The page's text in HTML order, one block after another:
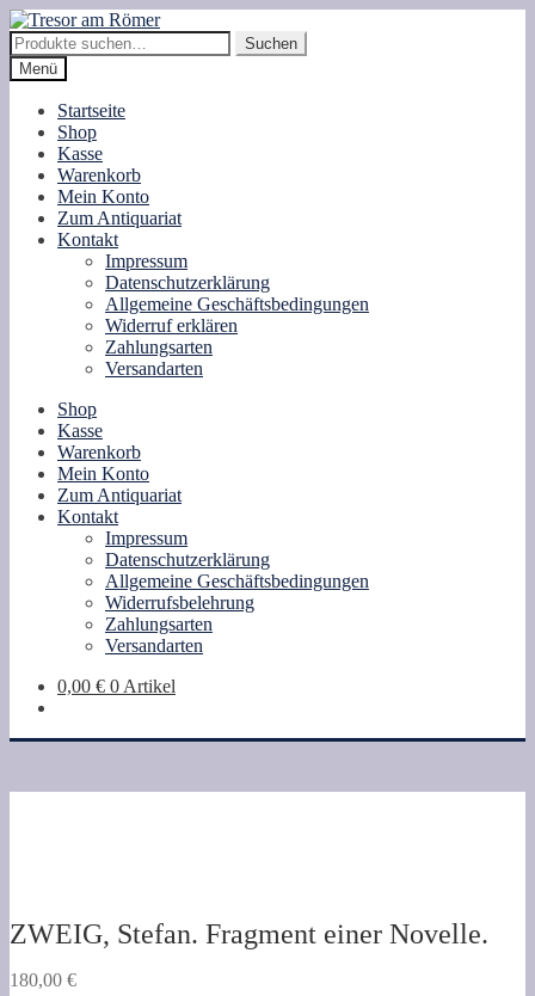
Zur
Navigation
springen
Zum
Inhalt
springen
Suche
nach:
Suchen
Menü
Startseite
Shop
Kasse
Warenkorb
Mein Konto
Zum Antiquariat
Kontakt
Impressum
Datenschutzerklärung
Allgemeine Geschäftsbedingungen
Widerruf erklären
Zahlungsarten
Versandarten
Shop
Kasse
Warenkorb
Mein Konto
Zum Antiquariat
Kontakt
Impressum
Datenschutzerklärung
Allgemeine Geschäftsbedingungen
Widerrufsbelehrung
Zahlungsarten
Versandarten
0,00 € 0 Artikel
ZWEIG, Stefan. Fragment einer Novelle.
180,00 €